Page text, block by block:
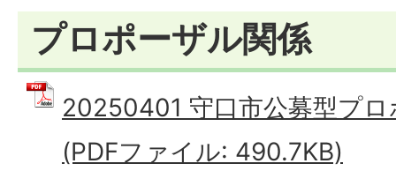
プロポーザル関係
20250401 守口市公募型プ
(PDFファイル: 490.7KB)